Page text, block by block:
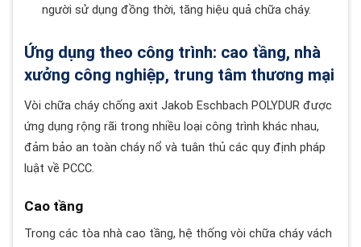
người sử dụng đồng thời, tăng hiệu quả chữa cháy.
Ứng dụng theo công trình: cao tầng, nhà
xưởng công nghiệp, trung tâm thương mại
Vòi chữa cháy chống axit Jakob Eschbach POLYDUR được
ứng dụng rộng rãi trong nhiều loại công trình khác nhau,
đảm bảo an toàn cháy nổ và tuân thủ các quy định pháp
luật về PCCC.
Cao tầng
Trong các tòa nhà cao tầng, hệ thống vòi chữa cháy vách